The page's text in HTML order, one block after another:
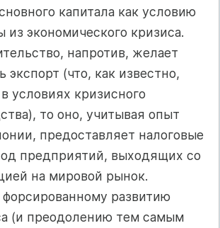
капитала как условию
из экономического кризиса.
напротив, желает
экспорт (что, как известно,
условиях кризисного
то оно, учитывая опыт
предоставляет налоговые
предприятий, выходящих со
на мировой рынок.
развитию
(и преодолению тем самым